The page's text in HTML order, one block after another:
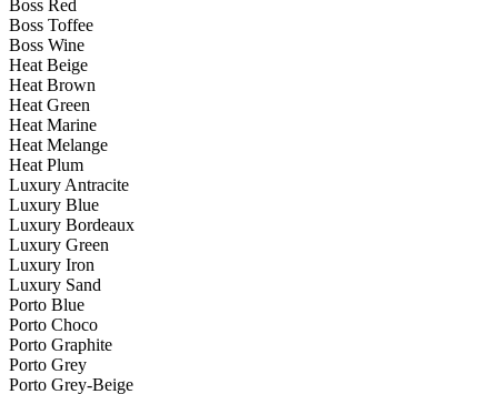
Boss Red
Boss Toffee
Boss Wine
Heat Beige
Heat Brown
Heat Green
Heat Marine
Heat Melange
Heat Plum
Luxury Antracite
Luxury Blue
Luxury Bordeaux
Luxury Green
Luxury Iron
Luxury Sand
Porto Blue
Porto Choco
Porto Graphite
Porto Grey
Porto Grey-Beige